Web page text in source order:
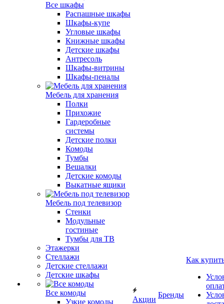
Все шкафы
Распашные шкафы
Шкафы-купе
Угловые шкафы
Книжные шкафы
Детские шкафы
Антресоль
Шкафы-витрины
Шкафы-пеналы
Мебель для хранения
Полки
Прихожие
Гардеробные
системы
Детские полки
Комоды
Тумбы
Вешалки
Детские комоды
Выкатные ящики
Мебель под телевизор
Стенки
Модульные
гостиные
Тумбы для ТВ
Этажерки
Стеллажи
Детские стеллажи
Детские шкафы
Все комоды
Узкие комоды
Акции
Бренды
Как